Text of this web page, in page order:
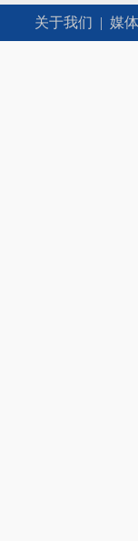
关于我们 | 媒